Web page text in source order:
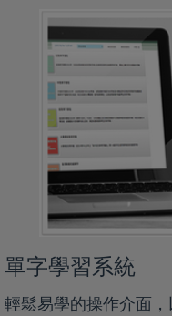
單字學習系統
輕鬆易學的操作介面